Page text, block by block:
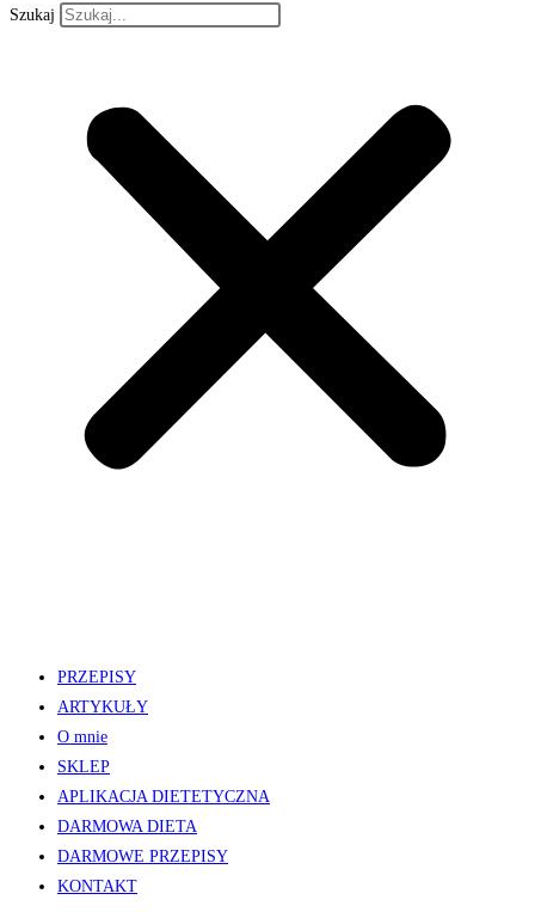
Szukaj
PRZEPISY
ARTYKUŁY
O mnie
SKLEP
APLIKACJA DIETETYCZNA
DARMOWA DIETA
DARMOWE PRZEPISY
KONTAKT